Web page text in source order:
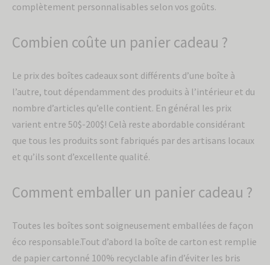
complètement personnalisables selon vos goûts.
Combien coûte un panier cadeau ?
Le prix des boîtes cadeaux sont différents d’une boîte à
l’autre, tout dépendamment des produits à l’intérieur et du
nombre d’articles qu’elle contient. En général les prix
varient entre 50$-200$! Celà reste abordable considérant
que tous les produits sont fabriqués par des artisans locaux
et qu’ils sont d’excellente qualité.
Comment emballer un panier cadeau ?
Toutes les boîtes sont soigneusement emballées de façon
éco responsable.Tout d’abord la boîte de carton est remplie
de papier cartonné 100% recyclable afin d’éviter les bris